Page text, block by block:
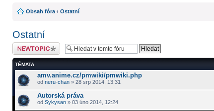
Obsah fóra ‹ Ostatní
Ostatní
Odeslat nové téma
TÉMATA
amv.anime.cz/pmwiki/pmwiki.php
od neru-chan » 28 srp 2014, 13:31
Autorská práva
od Sykysan » 03 úno 2014, 12:24